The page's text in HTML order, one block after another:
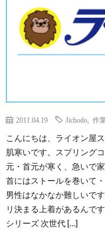
2011.04.19 Jichodo 作
こんにちは、ライオン屋
肌寒いです。スプリング
元・首元が寒く、急いで
首にはストールを巻いて
男性はなかなか難しいで
リ決まる上着があるんで
シリーズ 次世代 […]